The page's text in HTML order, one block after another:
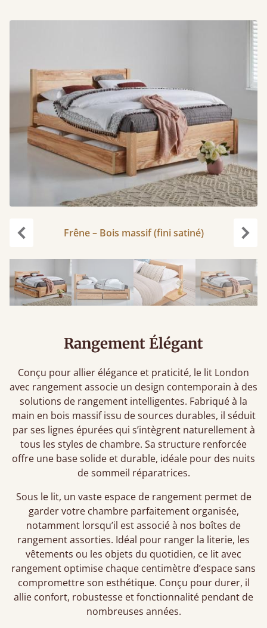
Frêne – Bois massif (fini satiné)
Rangement Élégant
Conçu pour allier élégance et praticité, le lit London
avec rangement associe un design contemporain à des
solutions de rangement intelligentes. Fabriqué à la
main en bois massif issu de sources durables, il séduit
par ses lignes épurées qui s’intègrent naturellement à
tous les styles de chambre. Sa structure renforcée
offre une base solide et durable, idéale pour des nuits
de sommeil réparatrices.
Sous le lit, un vaste espace de rangement permet de
garder votre chambre parfaitement organisée,
notamment lorsqu’il est associé à nos boîtes de
rangement assorties. Idéal pour ranger la literie, les
vêtements ou les objets du quotidien, ce lit avec
rangement optimise chaque centimètre d’espace sans
compromettre son esthétique. Conçu pour durer, il
allie confort, robustesse et fonctionnalité pendant de
nombreuses années.